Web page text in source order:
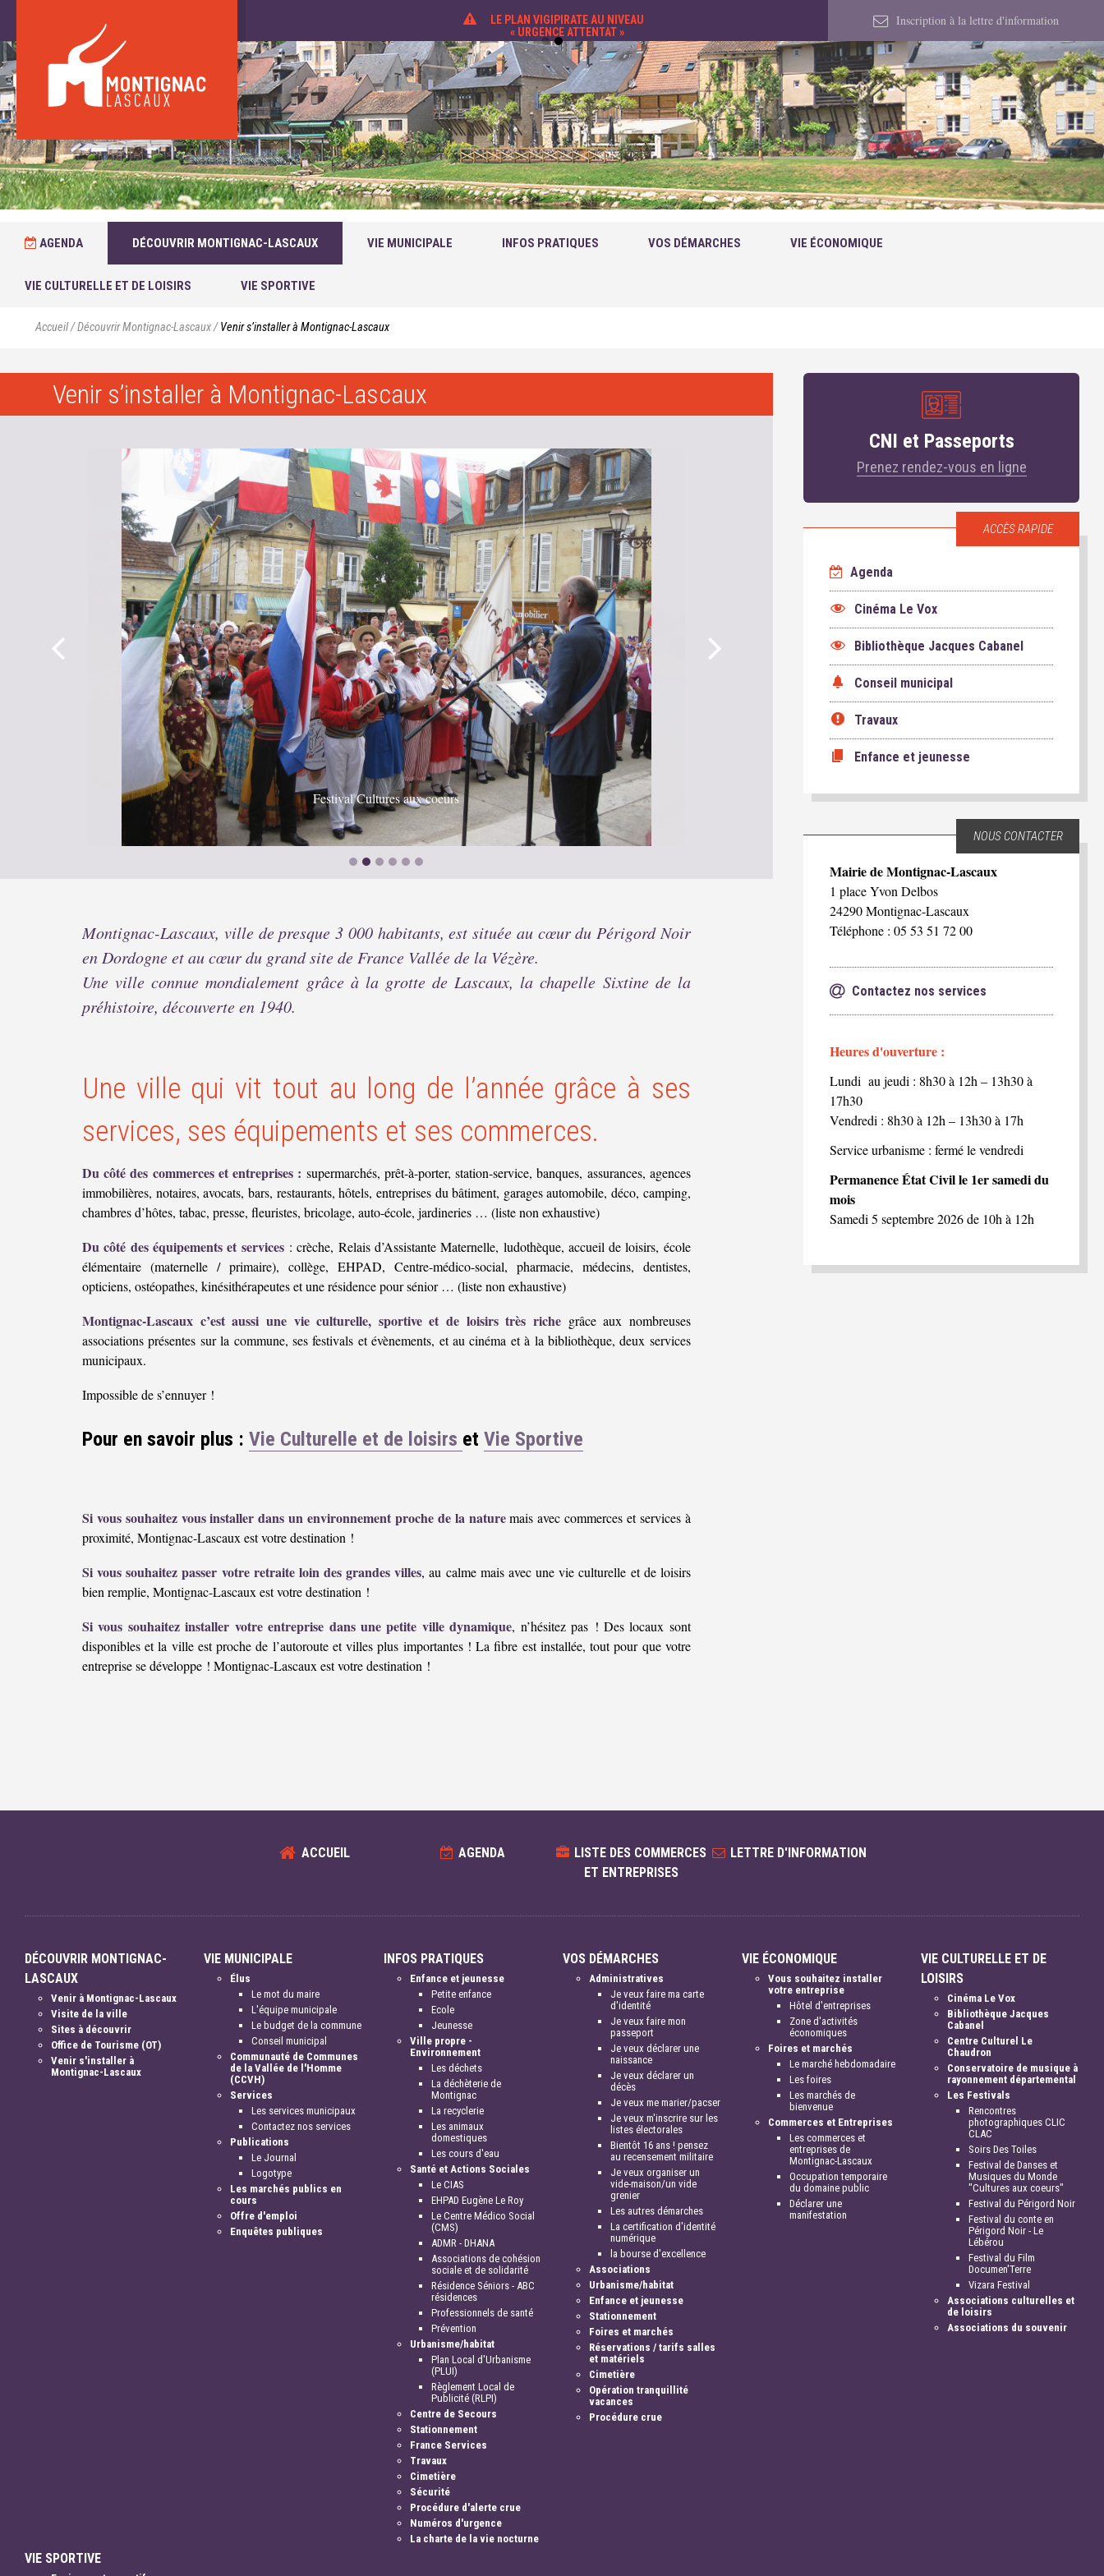
LE PLAN VIGIPIRATE AU NIVEAU
« URGENCE ATTENTAT »
Inscription à la lettre d'information
AGENDA DÉCOUVRIR MONTIGNAC-LASCAUX VIE MUNICIPALE INFOS PRATIQUES VOS DÉMARCHES VIE ÉCONOMIQUE
VIE CULTURELLE ET DE LOISIRS VIE SPORTIVE
Accueil/Découvrir Montignac-Lascaux/Venir s’installer à Montignac-Lascaux
Venir s’installer à Montignac-Lascaux
Festival Cultures aux coeurs
Montignac-Lascaux, ville de presque 3 000 habitants, est située au cœur du Périgord Noir
en Dordogne et au cœur du grand site de France Vallée de la Vézère.
Une ville connue mondialement grâce à la grotte de Lascaux, la chapelle Sixtine de la
préhistoire, découverte en 1940.
Une ville qui vit tout au long de l’année grâce à ses
services, ses équipements et ses commerces.
Du côté des commerces et entreprises : supermarchés, prêt-à-porter, station-service, banques, assurances, agences
immobilières, notaires, avocats, bars, restaurants, hôtels, entreprises du bâtiment, garages automobile, déco, camping,
chambres d’hôtes, tabac, presse, fleuristes, bricolage, auto-école, jardineries … (liste non exhaustive)
Du côté des équipements et services : crèche, Relais d’Assistante Maternelle, ludothèque, accueil de loisirs, école
élémentaire (maternelle / primaire), collège, EHPAD, Centre-médico-social, pharmacie, médecins, dentistes,
opticiens, ostéopathes, kinésithérapeutes et une résidence pour sénior … (liste non exhaustive)
Montignac-Lascaux c’est aussi une vie culturelle, sportive et de loisirs très richegrâce aux nombreuses
associations présentes sur la commune, ses festivals et évènements, et au cinéma et à la bibliothèque, deux services
municipaux.
Impossible de s’ennuyer !
Pour en savoir plus : Vie Culturelle et de loisirs et Vie Sportive
Si vous souhaitez vous installer dans un environnement proche de la naturemais avec commerces et services à
proximité, Montignac-Lascaux est votre destination !
Si vous souhaitez passer votre retraite loin des grandes villes, au calme mais avec une vie culturelle et de loisirs
bien remplie, Montignac-Lascaux est votre destination !
Si vous souhaitez installer votre entreprise dans une petite ville dynamique, n’hésitez pas ! Des locaux sont
disponibles et la ville est proche de l’autoroute et villes plus importantes ! La fibre est installée, tout pour que votre
entreprise se développe ! Montignac-Lascaux est votre destination !
CNI et Passeports
Prenez rendez-vous en ligne
ACCÈS RAPIDE
Agenda
Cinéma Le Vox
Bibliothèque Jacques Cabanel
Conseil municipal
Travaux
Enfance et jeunesse
NOUS CONTACTER
Mairie de Montignac-Lascaux
1 place Yvon Delbos
24290 Montignac-Lascaux
Téléphone : 05 53 51 72 00
Contactez nos services
Heures d'ouverture :
Lundi au jeudi : 8h30 à 12h – 13h30 à
17h30
Vendredi : 8h30 à 12h – 13h30 à 17h
Service urbanisme : fermé le vendredi
Permanence État Civil le 1er samedi du
mois
Samedi 5 septembre 2026 de 10h à 12h
ACCUEIL AGENDA
LISTE DES COMMERCES
ET ENTREPRISES
LETTRE D'INFORMATION
DÉCOUVRIR MONTIGNAC-
LASCAUX
Venir à Montignac-Lascaux
Visite de la ville
Sites à découvrir
Office de Tourisme (OT)
Venir s'installer à
Montignac-Lascaux
VIE MUNICIPALE
Élus
Le mot du maire
L'équipe municipale
Le budget de la commune
Conseil municipal
Communauté de Communes
de la Vallée de l'Homme
(CCVH)
Services
Les services municipaux
Contactez nos services
Publications
Le Journal
Logotype
Les marchés publics en
cours
Offre d'emploi
Enquêtes publiques
INFOS PRATIQUES
Enfance et jeunesse
Petite enfance
Ecole
Jeunesse
Ville propre -
Environnement
Les déchets
La déchèterie de
Montignac
La recyclerie
Les animaux
domestiques
Les cours d'eau
Santé et Actions Sociales
Le CIAS
EHPAD Eugène Le Roy
Le Centre Médico Social
(CMS)
ADMR - DHANA
Associations de cohésion
sociale et de solidarité
Résidence Séniors - ABC
résidences
Professionnels de santé
Prévention
Urbanisme/habitat
Plan Local d'Urbanisme
(PLUI)
Règlement Local de
Publicité (RLPI)
Centre de Secours
Stationnement
France Services
Travaux
Cimetière
Sécurité
Procédure d'alerte crue
Numéros d'urgence
La charte de la vie nocturne
VOS DÉMARCHES
Administratives
Je veux faire ma carte
d'identité
Je veux faire mon
passeport
Je veux déclarer une
naissance
Je veux déclarer un
décès
Je veux me marier/pacser
Je veux m'inscrire sur les
listes électorales
Bientôt 16 ans ! pensez
au recensement militaire
Je veux organiser un
vide-maison/un vide
grenier
Les autres démarches
La certification d'identité
numérique
la bourse d'excellence
Associations
Urbanisme/habitat
Enfance et jeunesse
Stationnement
Foires et marchés
Réservations / tarifs salles
et matériels
Cimetière
Opération tranquillité
vacances
Procédure crue
VIE ÉCONOMIQUE
Vous souhaitez installer
votre entreprise
Hôtel d'entreprises
Zone d'activités
économiques
Foires et marchés
Le marché hebdomadaire
Les foires
Les marchés de
bienvenue
Commerces et Entreprises
Les commerces et
entreprises de
Montignac-Lascaux
Occupation temporaire
du domaine public
Déclarer une
manifestation
VIE CULTURELLE ET DE
LOISIRS
Cinéma Le Vox
Bibliothèque Jacques
Cabanel
Centre Culturel Le
Chaudron
Conservatoire de musique à
rayonnement départemental
Les Festivals
Rencontres
photographiques CLIC
CLAC
Soirs Des Toiles
Festival de Danses et
Musiques du Monde
"Cultures aux coeurs"
Festival du Périgord Noir
Festival du conte en
Périgord Noir - Le
Lébérou
Festival du Film
Documen'Terre
Vizara Festival
Associations culturelles et
de loisirs
Associations du souvenir
VIE SPORTIVE